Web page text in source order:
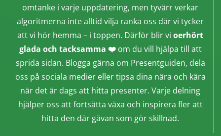
omtanke i varje uppdatering, men tyvärr verkar
algoritmerna inte alltid vilja ranka oss där vi tycker
att vi hör hemma – i toppen. Därför blir vi oerhört
glada och tacksamma ❤️om du vill hjälpa till att
sprida sidan. Blogga gärna om Presentguiden, dela
oss på sociala medier eller tipsa dina nära och kära
när det är dags att hitta presenter. Varje delning
hjälper oss att fortsätta växa och inspirera fler att
hitta den där gåvan som gör skillnad.